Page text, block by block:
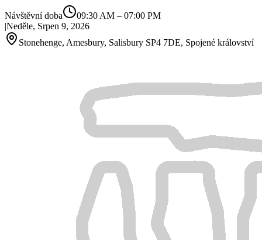
Návštěvní doba 09:30 AM – 07:00 PM
|Neděle, Srpen 9, 2026
Stonehenge, Amesbury, Salisbury SP4 7DE, Spojené království